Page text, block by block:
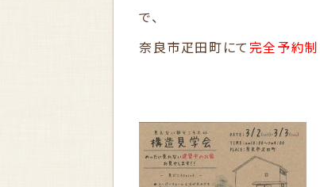
で、
奈良市疋田町にて 完全予約制